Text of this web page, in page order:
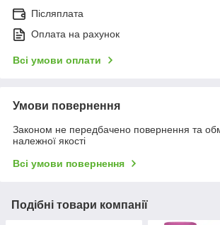
Післяплата
Оплата на рахунок
Всі умови оплати
Умови повернення
Законом не передбачено повернення та
належної якості
Всі умови повернення
Подібні товари компанії